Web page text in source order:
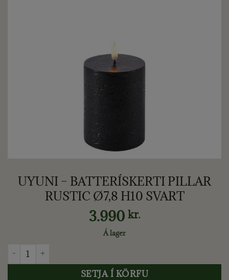
UYUNI – BATTERÍSKERTI PILLAR
RUSTIC Ø7,8 H10 SVART
3.990 kr.
Á lager
UYUNI - BATTERÍSKERTI PILLAR RUSTIC Ø7,8 H10 SVART
SETJA Í KÖRFU